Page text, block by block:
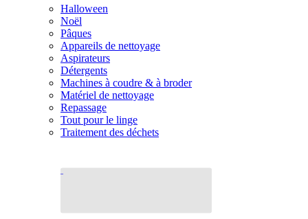
Halloween
Noël
Pâques
Appareils de nettoyage
Aspirateurs
Détergents
Machines à coudre & à broder
Matériel de nettoyage
Repassage
Tout pour le linge
Traitement des déchets